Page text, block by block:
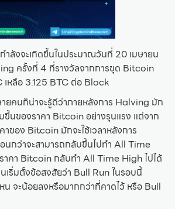
ลังจะเกิดขึ้นในประมาณวันที่ 20 เมษายน
ครั้งที่ 4 ที่รางวัลจากการขุด Bitcoin
หลือ 3.125 BTC ต่อ Block
ยคนก็น่าจะรู้ดีว่าภายหลังการ Halving มัก
ขึ้นของราคา Bitcoin อย่างรุนแรง แต่จาก
ของ Bitcoin มักจะใช้เวลาหลังการ
นกว่าจะสามารถกลับขึ้นไปทำ All Time
าคา Bitcoin กลับทำ All Time High ไปได้
เริ่มตั้งข้อสงสัยว่า Bull Run ในรอบนี้
หน จะน้อยลงหรือมากกว่าที่คาดไว้ หรือ Bull